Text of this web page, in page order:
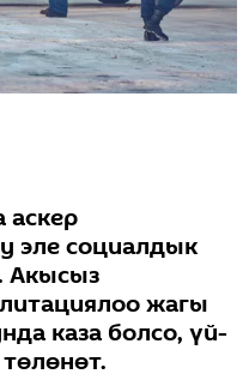
аскер
эле социалдык
Акысыз
жагы
каза болсо, үй-